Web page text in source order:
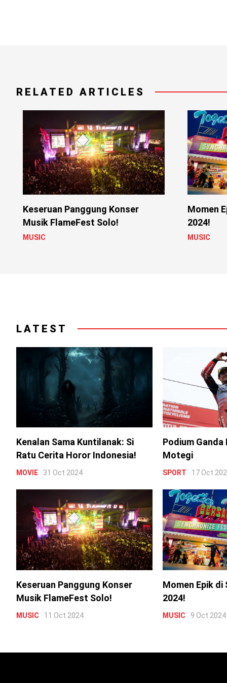
RELATED ARTICLES
Keseruan Panggung Konser
Musik FlameFest Solo!
MUSIC
Momen
2024!
MUSIC
LATEST
Kenalan Sama Kuntilanak: Si
Ratu Cerita Horor Indonesia!
MOVIE 31 Oct 2024
Podium
Motegi
SPORT 17 Oct
Keseruan Panggung Konser
Musik FlameFest Solo!
MUSIC 11 Oct 2024
Momen Epik
2024!
MUSIC 9 Oct 2024